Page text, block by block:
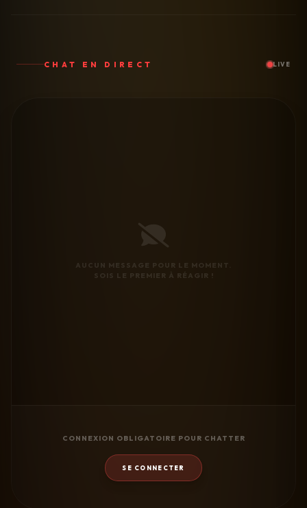
CHAT EN DIRECT LIVE
AUCUN MESSAGE POUR LE MOMENT.
SOIS LE PREMIER À RÉAGIR !
CONNEXION OBLIGATOIRE POUR CHATTER
SE CONNECTER